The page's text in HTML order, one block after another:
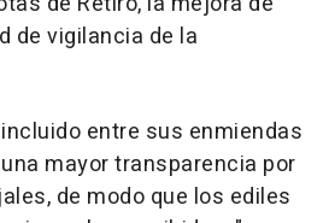
de vigilancia de la
entre sus enmiendas
mayor transparencia por
de modo que los ediles